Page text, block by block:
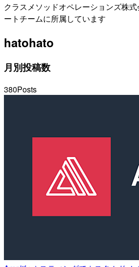
クラスメソッドオペレーションズ株
ートチームに所属しています
hatohato
月別投稿数
380Posts